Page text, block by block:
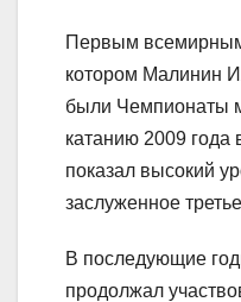
Первым
котором Малинин
были Чемпионаты
катанию 2009 года
показал высокий
заслуженное
В последующие
продолжал